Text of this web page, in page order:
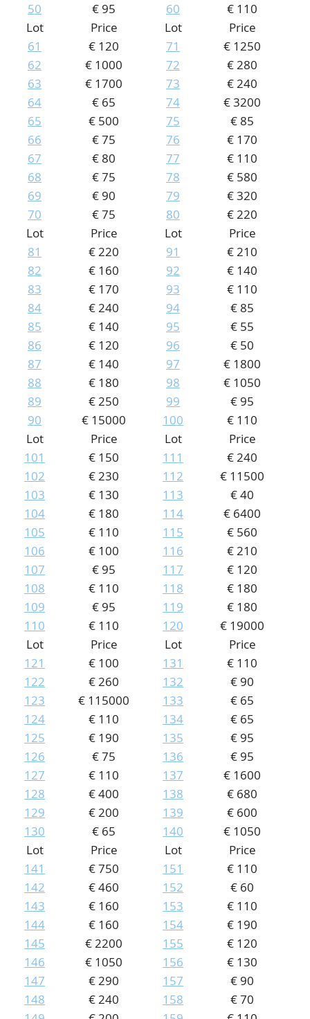
50
€ 95
60
€ 110
Lot
Price
61
€ 120
62
€ 1000
63
€ 1700
64
€ 65
65
€ 500
66
€ 75
67
€ 80
68
€ 75
69
€ 90
70
€ 75
Lot
Price
71
€ 1250
72
€ 280
73
€ 240
74
€ 3200
75
€ 85
76
€ 170
77
€ 110
78
€ 580
79
€ 320
80
€ 220
Lot
Price
81
€ 220
82
€ 160
83
€ 170
84
€ 240
85
€ 140
86
€ 120
87
€ 140
88
€ 180
89
€ 250
90
€ 15000
Lot
Price
91
€ 210
92
€ 140
93
€ 110
94
€ 85
95
€ 55
96
€ 50
97
€ 1800
98
€ 1050
99
€ 95
100
€ 110
Lot
Price
101
€ 150
102
€ 230
103
€ 130
104
€ 180
105
€ 110
106
€ 100
107
€ 95
108
€ 110
109
€ 95
110
€ 110
Lot
Price
111
€ 240
112
€ 11500
113
€ 40
114
€ 6400
115
€ 560
116
€ 210
117
€ 120
118
€ 180
119
€ 180
120
€ 19000
Lot
Price
121
€ 100
122
€ 260
123
€ 115000
124
€ 110
125
€ 190
126
€ 75
127
€ 110
128
€ 400
129
€ 200
130
€ 65
Lot
Price
131
€ 110
132
€ 90
133
€ 65
134
€ 65
135
€ 95
136
€ 95
137
€ 1600
138
€ 680
139
€ 600
140
€ 1050
Lot
Price
141
€ 750
142
€ 460
143
€ 160
144
€ 160
145
€ 2200
146
€ 1050
147
€ 290
148
€ 240
Lot
Price
151
€ 110
152
€ 60
153
€ 110
154
€ 190
155
€ 120
156
€ 130
157
€ 90
158
€ 70